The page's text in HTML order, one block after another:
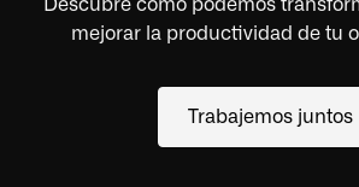
Descubre cómo podemos
mejorar la productividad de tu
Trabajemos juntos